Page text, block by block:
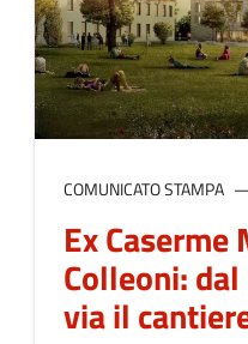
COMUNICATO STAMPA
Ex
Colleoni:
via il